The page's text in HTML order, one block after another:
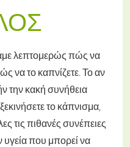
λεπτομερώς πώς να
να το καπνίζετε. Το αν
την κακή συνήθεια
το κάπνισμα,
τις πιθανές συνέπειες
υγεία που μπορεί να